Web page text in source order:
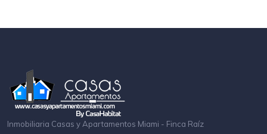
Inmobiliaria Casas y Apartamentos Miami - Finca Raíz